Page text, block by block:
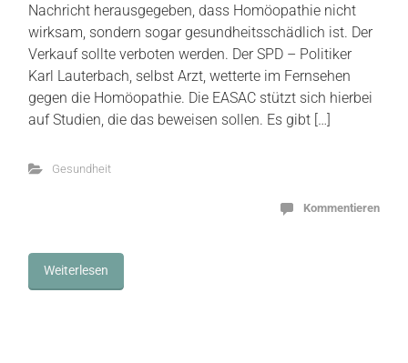
Nachricht herausgegeben, dass Homöopathie nicht
wirksam, sondern sogar gesundheitsschädlich ist. Der
Verkauf sollte verboten werden. Der SPD – Politiker
Karl Lauterbach, selbst Arzt, wetterte im Fernsehen
gegen die Homöopathie. Die EASAC stützt sich hierbei
auf Studien, die das beweisen sollen. Es gibt […]
Gesundheit
Kommentieren
Weiterlesen